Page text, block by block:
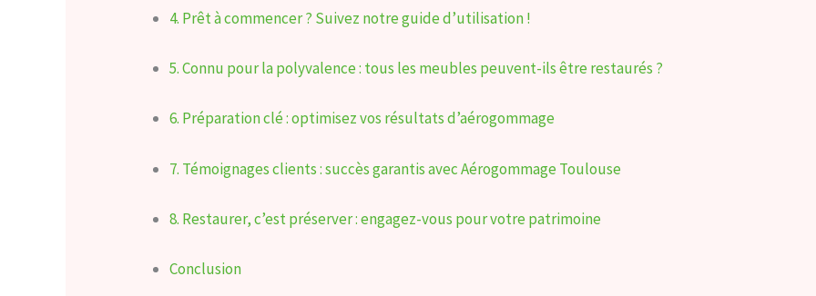
4. Prêt à commencer ? Suivez notre guide d’utilisation !
5. Connu pour la polyvalence : tous les meubles peuvent-ils être restaurés ?
6. Préparation clé : optimisez vos résultats d’aérogommage
7. Témoignages clients : succès garantis avec Aérogommage Toulouse
8. Restaurer, c’est préserver : engagez-vous pour votre patrimoine
Conclusion